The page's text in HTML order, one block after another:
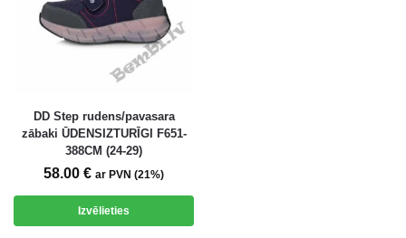
DD Step rudens/pavasara
zābaki ŪDENSIZTURĪGI F651-
388CM (24-29)
58.00 € ar PVN (21%)
Izvēlieties